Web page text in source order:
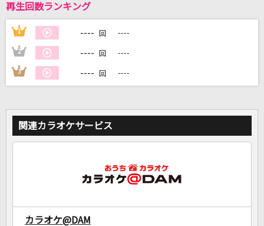
再生回数ランキング
1 ---- 回 ----
2 ---- 回 ----
3 ---- 回 ----
関連カラオケサービス
カラオケ@DAM